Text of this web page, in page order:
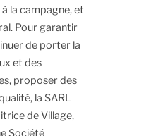
à la campagne, et
Pour garantir
de porter la
et des
proposer des
la SARL
de Village,
Société